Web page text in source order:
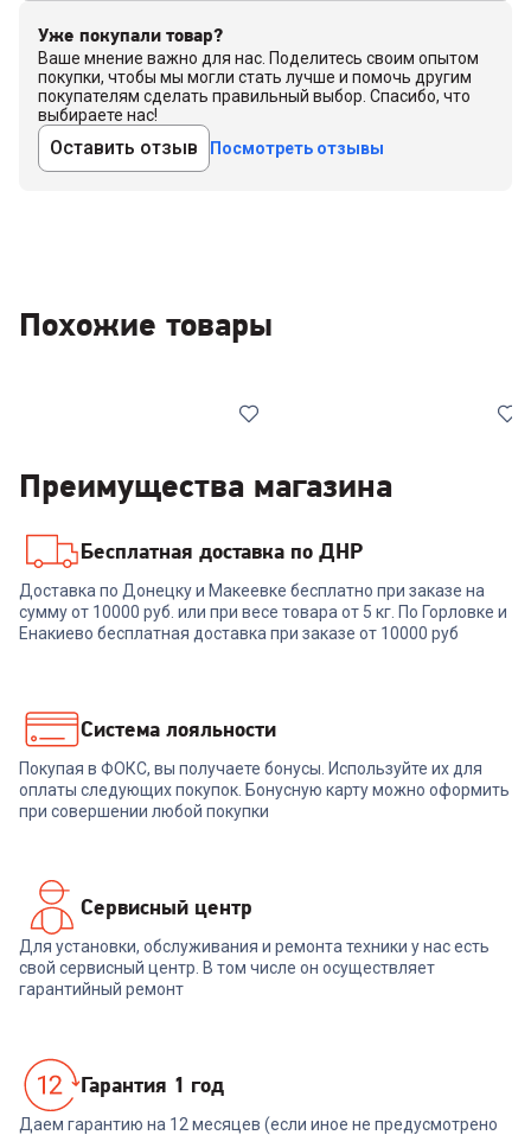
Уже покупали товар?
Ваше мнение важно для нас. Поделитесь своим опытом
покупки, чтобы мы могли стать лучше и помочь другим
покупателям сделать правильный выбор. Спасибо, что
выбираете нас!
Оставить отзыв Посмотреть отзывы
Похожие товары
Утюг ARESA AR-3131
6 919₽
В корзину
Утюг с парогенератором
ZELMER ZIS6450 Smartcare
В корзину
Преимущества магазина
Бесплатная доставка по ДНР
Доставка по Донецку и Макеевке бесплатно при заказе на
сумму от 10000 руб. или при весе товара от 5 кг. По Горловке и
Енакиево бесплатная доставка при заказе от 10000 руб
Система лояльности
Покупая в ФОКС, вы получаете бонусы. Используйте их для
оплаты следующих покупок. Бонусную карту можно оформить
при совершении любой покупки
Сервисный центр
Для установки, обслуживания и ремонта техники у нас есть
свой сервисный центр. В том числе он осуществляет
гарантийный ремонт
Гарантия 1 год
Даем гарантию на 12 месяцев (если иное не предусмотрено